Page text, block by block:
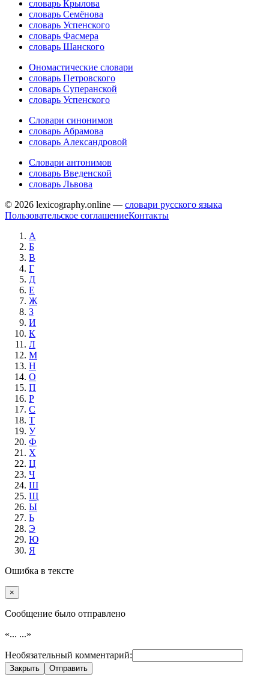
словарь Крылова
словарь Семёнова
словарь Успенского
словарь Фасмера
словарь Шанского
Ономастические словари
словарь Петровского
словарь Суперанской
словарь Успенского
Словари синонимов
словарь Абрамова
словарь Александровой
Словари антонимов
словарь Введенской
словарь Львова
© 2026 lexicography.online — словари русского языка
Пользовательское соглашениеКонтакты
А
Б
В
Г
Д
Е
Ж
З
И
К
Л
М
Н
О
П
Р
С
Т
У
Ф
Х
Ц
Ч
Ш
Щ
Ы
Ь
Э
Ю
Я
Ошибка в тексте
×
Cообщение было отправлено
«... ...»
Необязательный комментарий:
Закрыть Отправить